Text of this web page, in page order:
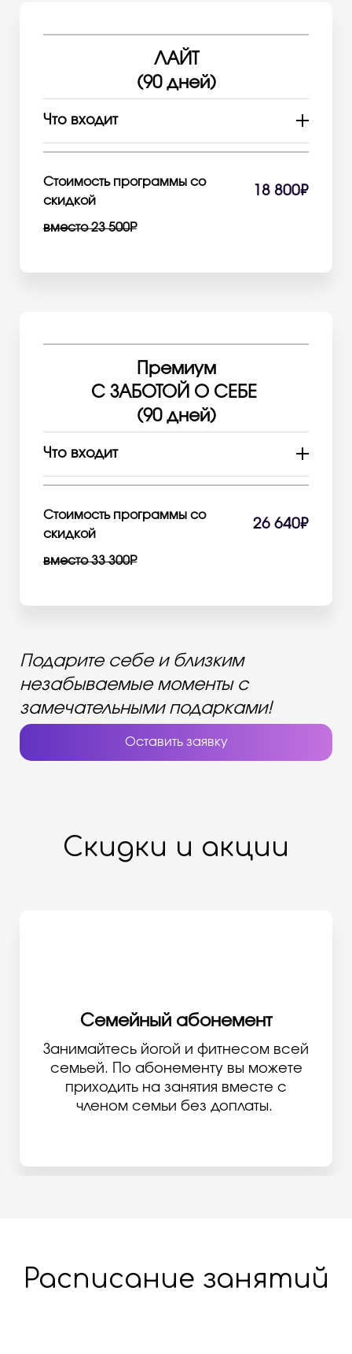
ЛАЙТ
(90 дней)
Что входит
15 групповых занятий йогой и
1 персональная тренировка на выбор
5 сеансов вакуумно-баночного
мин)
Бесплатная заморозка 14 дней
Стоимость программы со
скидкой
18 800₽
вместо 23 500Р
Премиум
С ЗАБОТОЙ О СЕБЕ
(90 дней)
Что входит
15 групповых занятий йогой и
2 персональные тренировки на выбор
4 сеанса расслабляющего массажа
1 обертывание (30 мин)
Бесплатная заморозка 14 дней
Стоимость программы со
скидкой
26 640₽
вместо 33 300Р
Подарите себе и близким
незабываемые моменты с
замечательными подарками!
Оставить заявку
Скидки и акции
Семейный абонемент
Занимайтесь йогой и фитнесом всей
семьей. По абонементу вы можете
приходить на занятия вместе с
членом семьи без доплаты.
Расписание занятий